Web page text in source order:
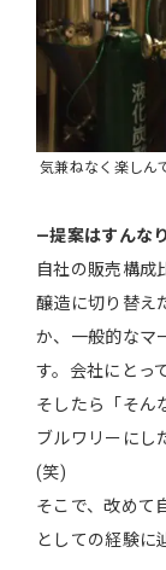
気兼ねなく楽しん
―提案はすんな
自社の販売構成
醸造に切り替え
か、一般的なマ
す。会社にとっ
そしたら「そん
ブルワリーにし
(笑)
そこで、改めて
としての経験に